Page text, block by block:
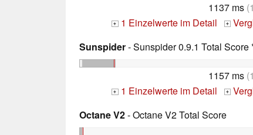
1137 ms
+ 1 Einzelwerte im Detail +
Sunspider- Sunspider 0.9.1 Total Score
1157 ms
+ 1 Einzelwerte im Detail +
Octane V2- Octane V2 Total Score